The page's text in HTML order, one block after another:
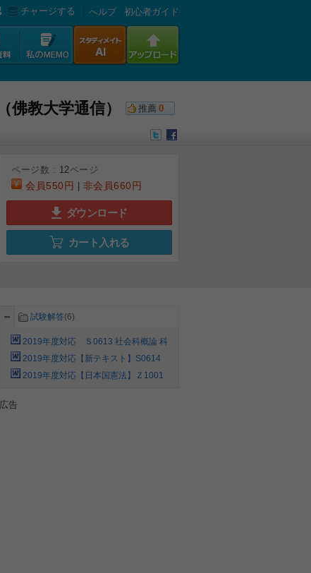
チャージする へルプ 初心者ガイド
教大学通信） 推薦 0
ページ数 : 12ページ
会員550円 非会員660円
ダウンロード
カート入れる
試験解答(6)
2019年度対応 Ｓ0613 社会科概論 科
目最終試験解答 佛教大学
2019年度対応【新テキスト】S0614
理科概論 科目最終試験解答例 問題6パタ
2019年度対応【日本国憲法】Ｚ1001
ーン 新・旧テキストに対応
広告